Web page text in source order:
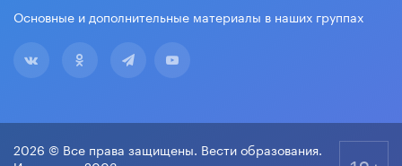
Основные и дополнительные материалы в наших группах
2026 © Все права защищены. Вести образования.